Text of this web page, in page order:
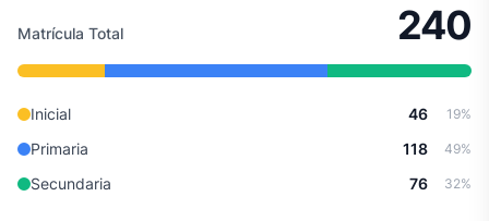
Matrícula Total 240
Inicial 46 19%
Primaria 118 49%
Secundaria 76 32%